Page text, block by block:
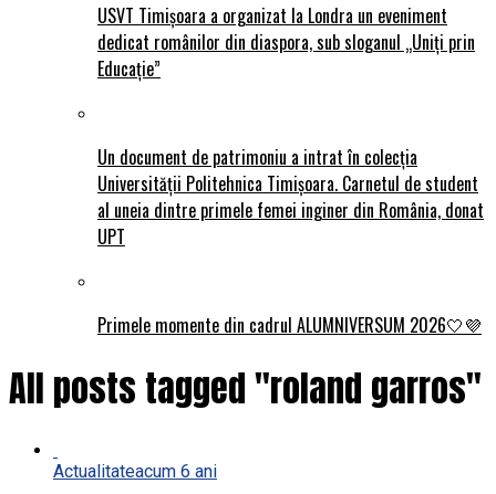
USVT Timișoara a organizat la Londra un eveniment
dedicat românilor din diaspora, sub sloganul „Uniți prin
Educație”
Un document de patrimoniu a intrat în colecția
Universității Politehnica Timișoara. Carnetul de student
al uneia dintre primele femei inginer din România, donat
UPT
Primele momente din cadrul ALUMNIVERSUM 2026🤍💜
All posts tagged "roland garros"
Actualitateacum 6 ani